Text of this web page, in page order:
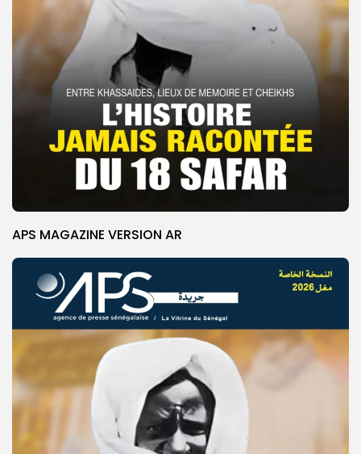
APS MAGAZINE VERSION AR